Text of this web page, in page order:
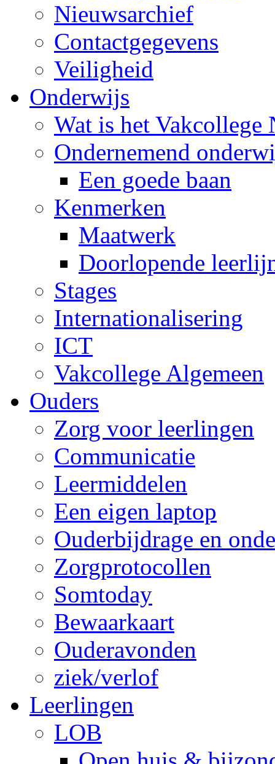
Nieuwsarchief
Contactgegevens
Veiligheid
Onderwijs
Wat is het Vakcollege
Ondernemend
Een goede baan
Kenmerken
Maatwerk
Doorlopende
Stages
Internationalisering
ICT
Vakcollege Algemeen
Ouders
Zorg voor leerlingen
Communicatie
Leermiddelen
Een eigen laptop
Ouderbijdrage en
Zorgprotocollen
Somtoday
Bewaarkaart
Ouderavonden
ziek/verlof
Leerlingen
LOB